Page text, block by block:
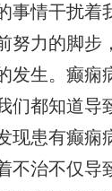
事情干扰着
努力的脚步
发生。癫痫
们都知道导
现患有癫痫
不治不仅导